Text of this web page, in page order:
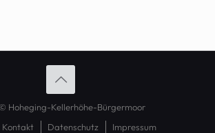
Hoheging-Kellerhöhe-Bürgermoor
Kontakt Datenschutz Impressum